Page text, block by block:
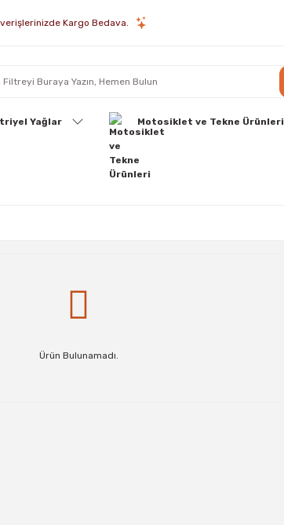
Kargo Bedava.
Yağlar Motosiklet ve Tekne Ürünleri
Ürün Bulunamadı.